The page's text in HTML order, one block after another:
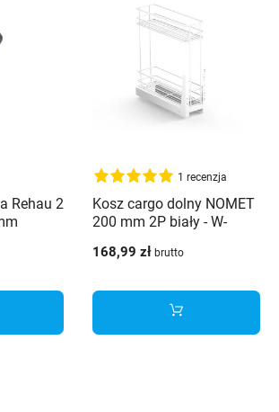
Rehau 2
1 recenzja
Kosz cargo dolny NOMET
200 mm 2P biały - W-
168,99 zł brutto